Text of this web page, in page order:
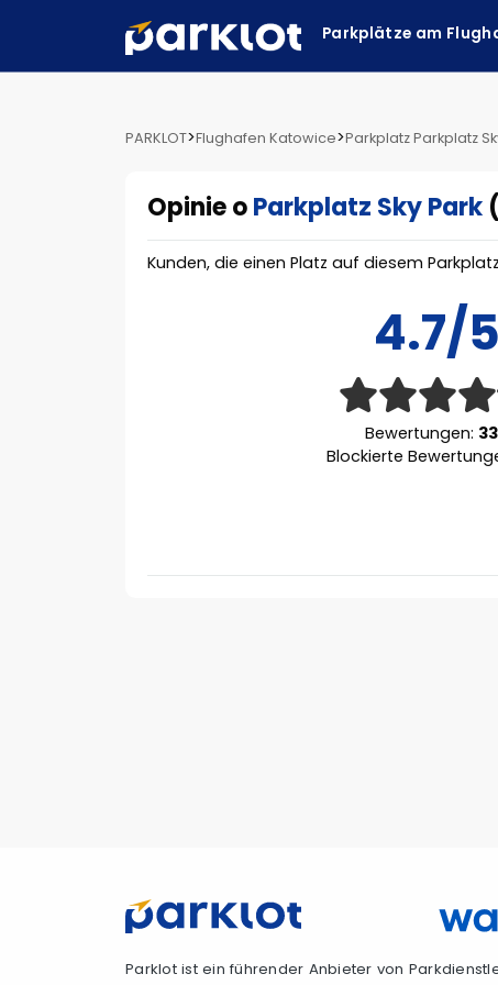
Parkplätze am
PARKLOT>Flughafen Katowice>Parkplatz Parkplatz
Opinie oParkplatz Sky Park (
Kunden, die einen Platz auf diesem
4.7/5
Bewertungen:
Blockierte
Parklot ist ein führender Anbieter von